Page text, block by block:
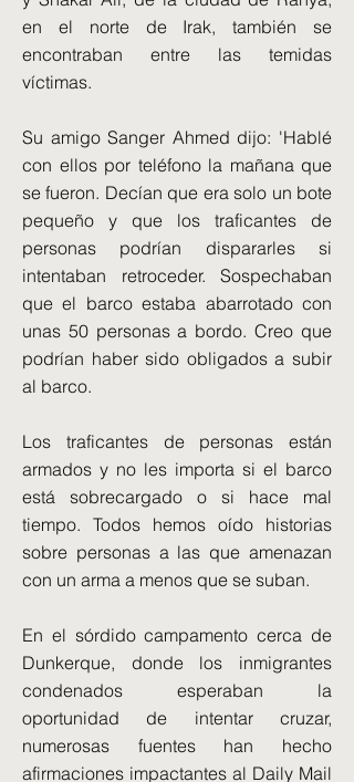
en el norte de Irak, también se
encontraban entre las temidas
víctimas.
Su amigo Sanger Ahmed dijo: 'Hablé
con ellos por teléfono la mañana que
se fueron. Decían que era solo un bote
pequeño y que los traficantes de
personas podrían dispararles si
intentaban retroceder. Sospechaban
que el barco estaba abarrotado con
unas 50 personas a bordo. Creo que
podrían haber sido obligados a subir
al barco.
Los traficantes de personas están
armados y no les importa si el barco
está sobrecargado o si hace mal
tiempo. Todos hemos oído historias
sobre personas a las que amenazan
con un arma a menos que se suban.
En el sórdido campamento cerca de
Dunkerque, donde los inmigrantes
condenados esperaban la
oportunidad de intentar cruzar,
numerosas fuentes han hecho
afirmaciones impactantes al Daily Mail